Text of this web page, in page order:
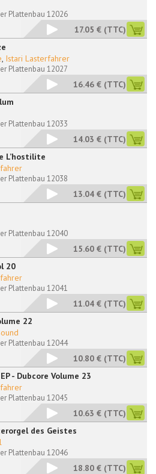
Plattenbau 12026
17.05 € (TTC)
, Istari Lasterfahrer
Plattenbau 12027
16.46 € (TTC)
Plattenbau 12033
14.03 € (TTC)
L’hostilite
Plattenbau 12038
13.04 € (TTC)
Plattenbau 12040
15.60 € (TTC)
20
Plattenbau 12041
11.04 € (TTC)
22
Plattenbau 12044
10.80 € (TTC)
- Dubcore Volume 23
Plattenbau 12045
10.63 € (TTC)
des Geistes
Plattenbau 12046
18.80 € (TTC)